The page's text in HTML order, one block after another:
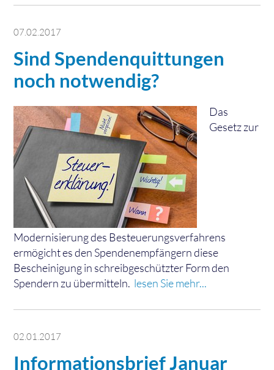
07.02.2017
Sind Spendenquittungen
noch notwendig?
Das
Gesetz zur
Modernisierung des Besteuerungsverfahrens
ermögicht es den Spendenempfängern diese
Bescheinigung in schreibgeschützter Form den
Spendern zu übermitteln. lesen Sie mehr...
02.01.2017
Informationsbrief Januar